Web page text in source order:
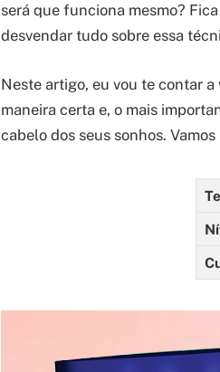
será que funciona mesmo?
desvendar tudo sobre essa
Neste artigo, eu vou te contar
maneira certa e, o mais
cabelo dos seus sonhos. Vamos